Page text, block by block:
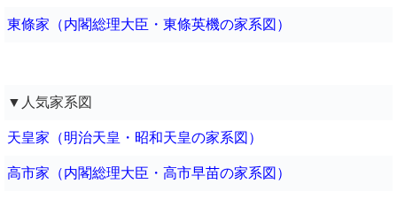
東條家（内閣総理大臣・東條英機の家系図）
▼人気家系図
天皇家（明治天皇・昭和天皇の家系図）
高市家（内閣総理大臣・高市早苗の家系図）